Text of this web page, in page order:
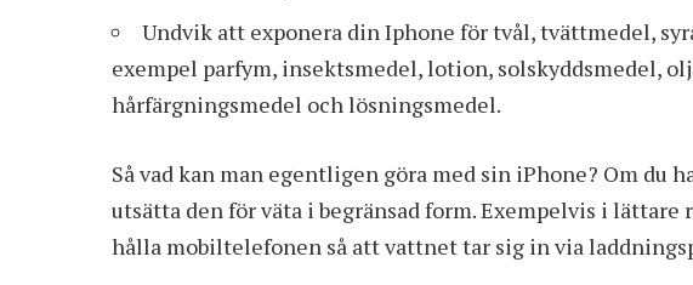
Undvik att exponera din Iphone för tvål, tvättmedel,
exempel parfym, insektsmedel, lotion, solskyddsmedel,
hårfärgningsmedel och lösningsmedel.
Så vad kan man egentligen göra med sin iPhone? Om du
utsätta den för väta i begränsad form. Exempelvis i
hålla mobiltelefonen så att vattnet tar sig in via